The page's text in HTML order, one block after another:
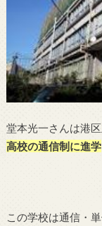
堂本光一さんは港
高校の通信制に進学
この学校は通信・